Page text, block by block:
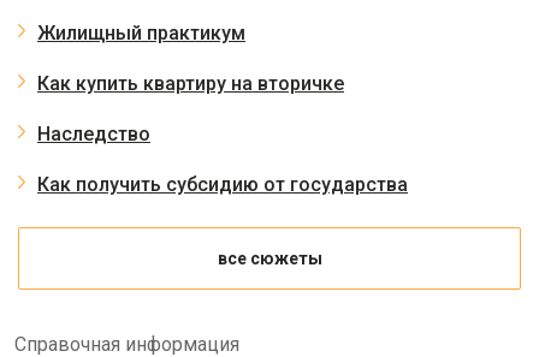
Жилищный практикум
Как купить квартиру на вторичке
Наследство
Как получить субсидию от государства
все сюжеты
Справочная информация